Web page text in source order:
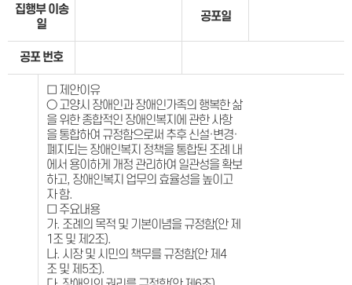
집행부 이송
일
공포일
공포 번호
□ 제안이유
○ 고양시 장애인과 장애인가족의 행복한 삶
을 위한 종합적인 장애인복지에 관한 사항
을 통합하여 규정함으로써 추후 신설·변경·
폐지되는 장애인복지 정책을 통합된 조례 내
에서 용이하게 개정 관리하여 일관성을 확보
하고, 장애인복지 업무의 효율성을 높이고
자 함.
□ 주요내용
가. 조례의 목적 및 기본이념을 규정함(안 제
1조 및 제2조).
나. 시장 및 시민의 책무를 규정함(안 제4
조 및 제5조).